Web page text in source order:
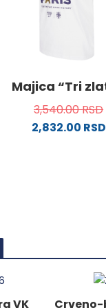
Majica “Tri
3,540.00RSD
2,832.00 RSD
biti
VK
Crveno-